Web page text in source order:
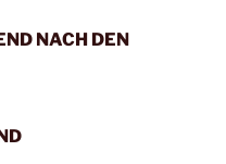
19:30 -
Mainstream
19:30 -
NACH DEN